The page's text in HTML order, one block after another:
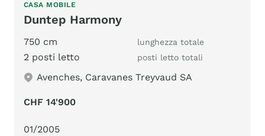
CASA MOBILE
Duntep Harmony
750 cm lunghezza totale
2 posti letto posti letto totali
Avenches, Caravanes Treyvaud SA
CHF 14'900
01/2005